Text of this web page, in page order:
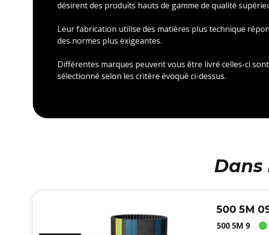
désirent des produits hauts de gamme de qualité
Leur fabrication utilise des matières plus technique
des normes plus exigeantes.
Différentes marques peuvent vous être livré celles-ci sont
sélectionné selon les critère évoqué ci-dessus.
500 5M
500 5M 9